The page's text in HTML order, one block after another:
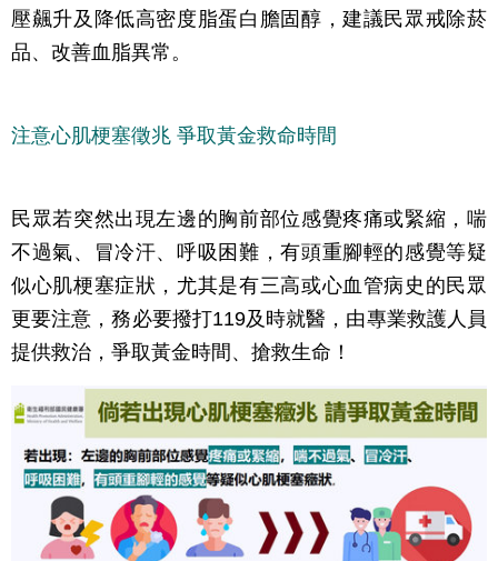
壓飆升及降低高密度脂蛋白膽固醇，建議民眾戒除菸
品、改善血脂異常。
注意心肌梗塞徵兆 爭取黃金救命時間
民眾若突然出現左邊的胸前部位感覺疼痛或緊縮，喘
不過氣、冒冷汗、呼吸困難，有頭重腳輕的感覺等疑
似心肌梗塞症狀，尤其是有三高或心血管病史的民眾
更要注意，務必要撥打119及時就醫，由專業救護人員
提供救治，爭取黃金時間、搶救生命！